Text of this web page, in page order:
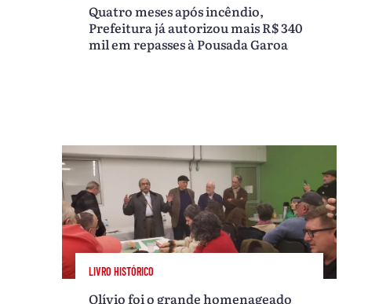
Quatro meses após incêndio,
Prefeitura já autorizou mais R$ 340
mil em repasses à Pousada Garoa
LIVRO HISTÓRICO
Olívio foi o grande homenageado